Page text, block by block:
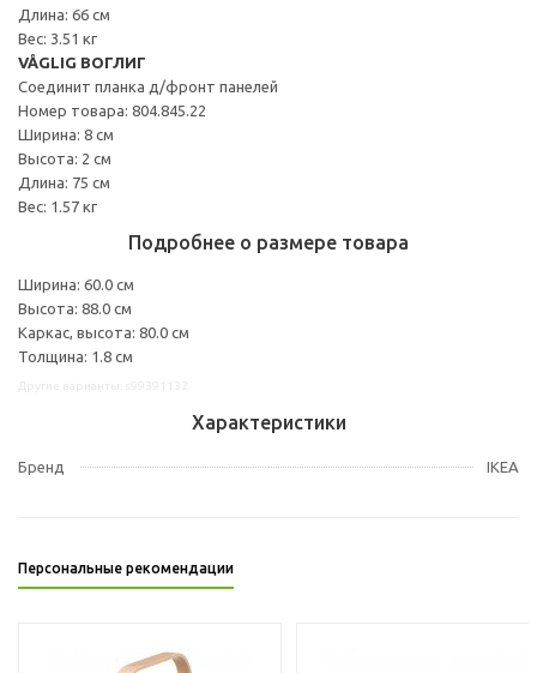
Длина: 66 см
Вес: 3.51 кг
VÅGLIG ВОГЛИГ
Соединит планка д/фронт панелей
Номер товара: 804.845.22
Ширина: 8 см
Высота: 2 см
Длина: 75 см
Вес: 1.57 кг
Подробнее о размере товара
Ширина: 60.0 см
Высота: 88.0 см
Каркас, высота: 80.0 см
Толщина: 1.8 см
Характеристики
Бренд IKEA
Персональные рекомендации